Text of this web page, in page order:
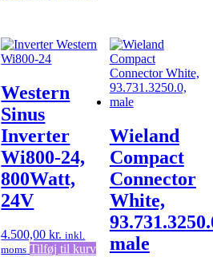
Western
Sinus
Inverter
Wi800-24,
800Watt,
24V
4.500,00kr. inkl.
moms Tilføj til kurv
Wieland
Compact
Connector
White,
male